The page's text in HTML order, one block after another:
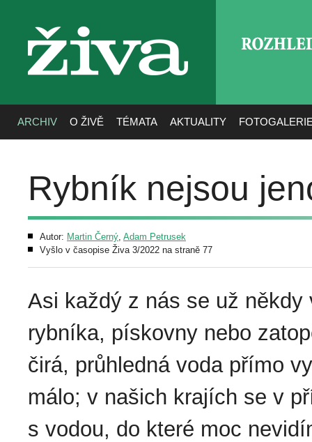
živa
ARCHIV O ŽIVĚ TÉMATA AKTUALITY
Rybník nejsou
Autor: Martin Černý, Adam Petrusek
Vyšlo v časopise Živa 3/2022 na straně 77
Asi každý z nás se už
rybníka, pískovny nebo
čirá, průhledná voda přímo
málo; v našich krajích se v
s vodou, do které moc